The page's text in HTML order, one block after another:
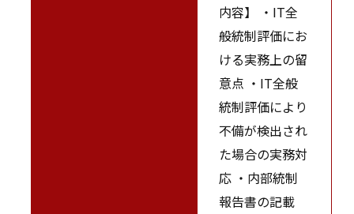
内容】 ・IT全
般統制評価にお
ける実務上の留
意点 ・IT全般
統制評価により
不備が検出され
た場合の実務対
応 ・内部統制
報告書の記載